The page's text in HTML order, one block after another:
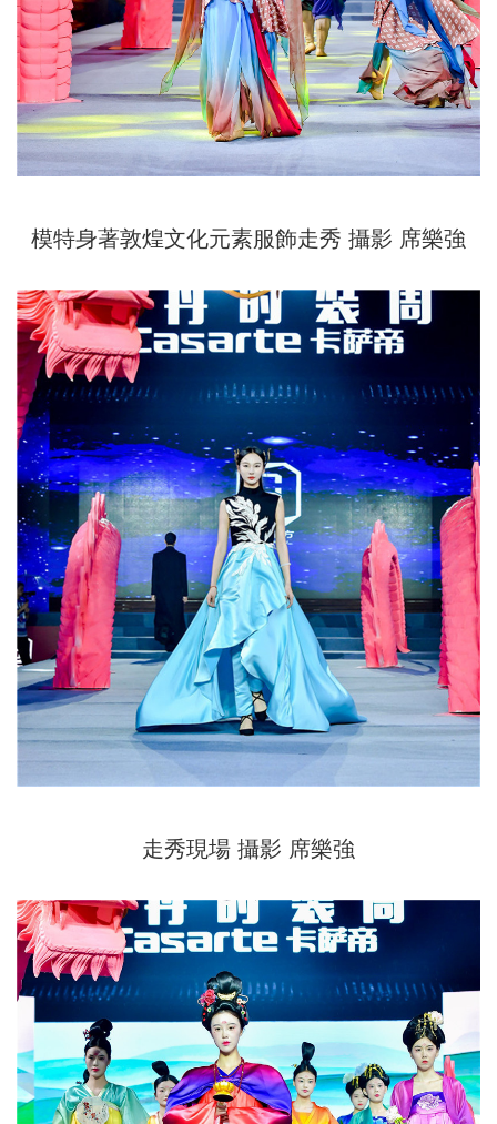
模特身著敦煌文化元素服飾走秀 攝影 席樂強
走秀現場 攝影 席樂強